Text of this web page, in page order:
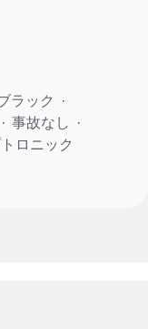
ラック
事故なし
ロニック